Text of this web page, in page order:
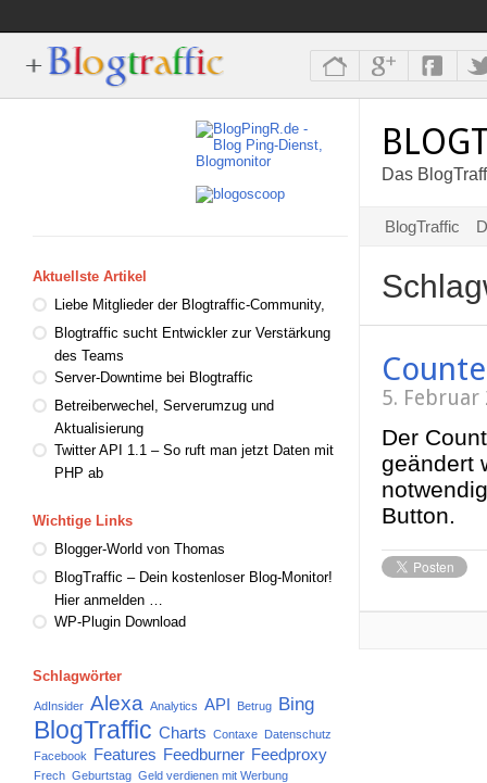
Aktuellste Artikel
Liebe Mitglieder der Blogtraffic-Community,
Blogtraffic sucht Entwickler zur Verstärkung
des Teams
Server-Downtime bei Blogtraffic
Betreiberwechel, Serverumzug und
Aktualisierung
Twitter API 1.1 – So ruft man jetzt Daten mit
PHP ab
Wichtige Links
Blogger-World von Thomas
BlogTraffic – Dein kostenloser Blog-Monitor!
Hier anmelden …
WP-Plugin Download
Schlagwörter
AdInsider Alexa Analytics API Betrug Bing
BlogTraffic Charts Contaxe Datenschutz
Facebook
Features Feedburner Feedproxy
Frech Geburtstag Geld verdienen mit Werbung
Das
BlogTraffic
5.
Der
geändert
Button.